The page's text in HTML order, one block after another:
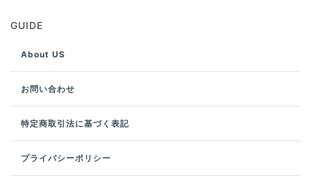
GUIDE
About US
お問い合わせ
特定商取引法に基づく表記
プライバシーポリシー